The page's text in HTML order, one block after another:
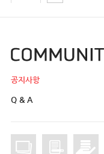
공지사항
Q & A